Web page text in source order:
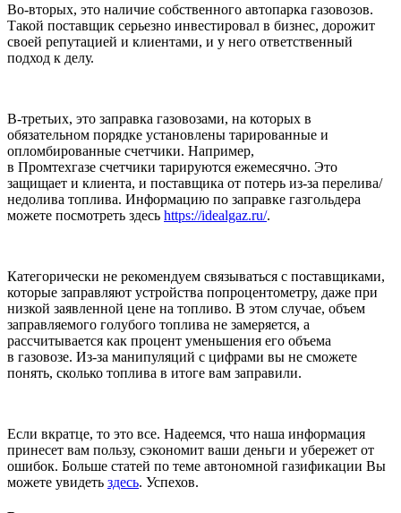
Во-вторых, это наличие собственного автопарка газовозов.
Такой поставщик серьезно инвестировал в бизнес, дорожит
своей репутацией и клиентами, и у него ответственный
подход к делу.
В-третьих, это заправка газовозами, на которых в
обязательном порядке установлены тарированные и
опломбированные счетчики. Например,
в Промтехгазе счетчики тарируются ежемесячно. Это
защищает и клиента, и поставщика от потерь из-за перелива/
недолива топлива. Информацию по заправке газгольдера
можете посмотреть здесь https://idealgaz.ru/.
Категорически не рекомендуем связываться с поставщиками,
которые заправляют устройства попроцентометру, даже при
низкой заявленной цене на топливо. В этом случае, объем
заправляемого голубого топлива не замеряется, а
рассчитывается как процент уменьшения его объема
в газовозе. Из-за манипуляций с цифрами вы не сможете
понять, сколько топлива в итоге вам заправили.
Если вкратце, то это все. Надеемся, что наша информация
принесет вам пользу, сэкономит ваши деньги и убережет от
ошибок. Больше статей по теме автономной газификации Вы
можете увидеть здесь. Успехов.